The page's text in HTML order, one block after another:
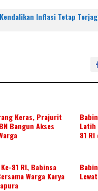
at
p
ar
Inflasi Tetap
Keras, Prajurit
Bangun Akses
Latih
81
81 RI, Babinsa
Warga Karya